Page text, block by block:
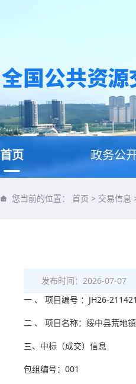
首页 政务公
您当前的位置： 首页 > 交易信息
发布时间： 2026-07-07
一 、 项目编号 ：JH26-
二 、 项目名称：绥中县荒地
三、中标（成交）信息
包组编号：001